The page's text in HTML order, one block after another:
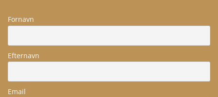
Fornavn
Efternavn
Email